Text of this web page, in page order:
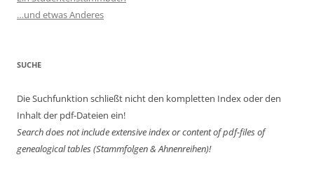
…und etwas Anderes
SUCHE
Die Suchfunktion schließt nicht den kompletten Index oder den
Inhalt der pdf-Dateien ein!
Search does not include extensive index or content ofpdf-files of
genealogical tables (Stammfolgen & Ahnenreihen)!